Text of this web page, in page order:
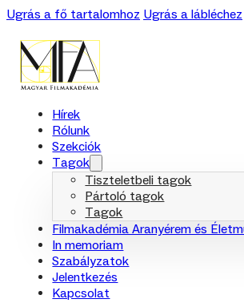
Ugrás a fő tartalomhoz Ugrás a lábléchez
Hírek
Rólunk
Szekciók
Tagok
Tiszteletbeli tagok
Pártoló tagok
Tagok
Filmakadémia Aranyérem és
In memoriam
Szabályzatok
Jelentkezés
Kapcsolat